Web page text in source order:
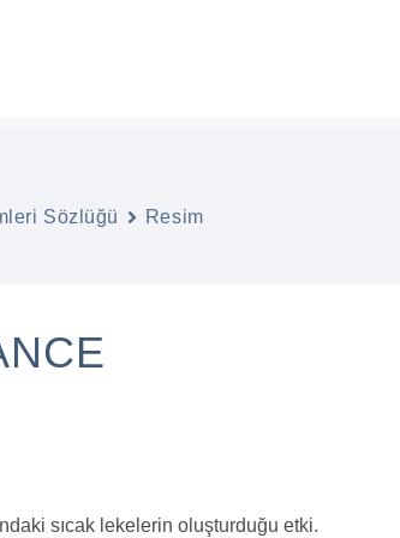
Sözlüğü Resim
sıcak lekelerin oluşturduğu etki.